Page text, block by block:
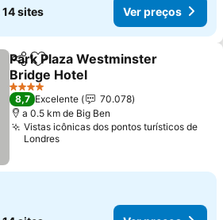
14 sites Ver preços
PartilharAdicionar aos favoritos
Park Plaza Westminster
Bridge Hotel
Ver preços
4 Estrelas
8,7 Excelente
70.078
a 0.5 km de Big Ben
Vistas icônicas dos pontos turísticos de
Londres